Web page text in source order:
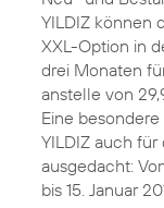
YILDIZ können
XXL-Option in
drei Monaten
anstelle von
Eine
YILDIZ auch
ausgedacht:
bis 15. Januar